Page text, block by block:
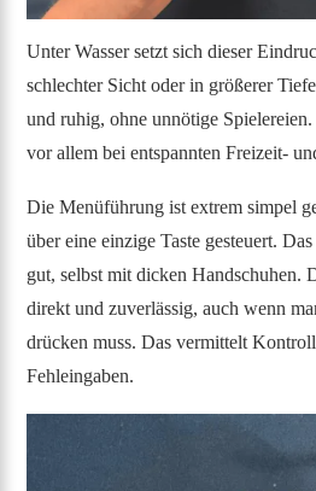
Unter Wasser setzt sich dieser
schlechter Sicht oder in größerer
und ruhig, ohne unnötige Spielereien.
vor allem bei entspannten Freizeit-
Die Menüführung ist extrem simpel
über eine einzige Taste gesteuert.
gut, selbst mit dicken Handschuhen.
direkt und zuverlässig, auch wenn
drücken muss. Das vermittelt
Fehleingaben.